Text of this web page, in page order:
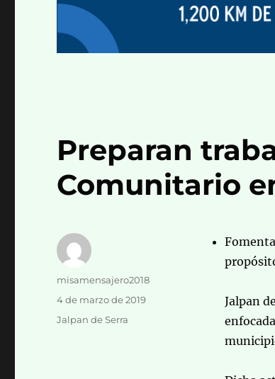
Preparan
Comunitario
Jalpan
Autor
misamensajero2018
Publicado
4 de marzo de 2019
Categorías
Jalpan de Serra